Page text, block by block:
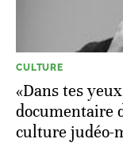
CULTURE
«Dans tes
documentaire
culture judéo-